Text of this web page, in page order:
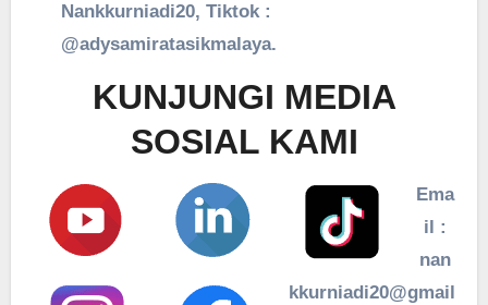
Nankkurniadi20, Tiktok :
@adysamiratasikmalaya.
KUNJUNGI MEDIA
SOSIAL KAMI
Ema
il :
nan
kkurniadi20@gmail